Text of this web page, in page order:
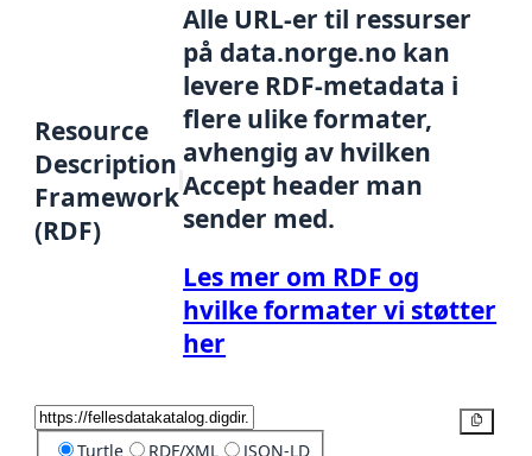
Resource
Description
Framework
(RDF)
Alle URL-er til ressurser
på data.norge.no kan
levere RDF-metadata i
flere ulike formater,
avhengig av hvilken
Accept header man
sender med.
Les mer om RDF og
hvilke formater vi støtter
her
Turtle RDF/XML JSON-LD